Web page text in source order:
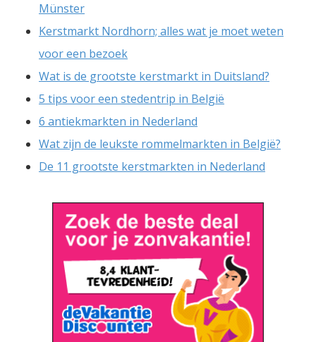
Münster
Kerstmarkt Nordhorn; alles wat je moet weten
voor een bezoek
Wat is de grootste kerstmarkt in Duitsland?
5 tips voor een stedentrip in België
6 antiekmarkten in Nederland
Wat zijn de leukste rommelmarkten in België?
De 11 grootste kerstmarkten in Nederland